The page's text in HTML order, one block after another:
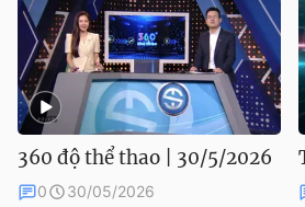
360 độ thể thao | 30/5/2026
0 30/05/2026